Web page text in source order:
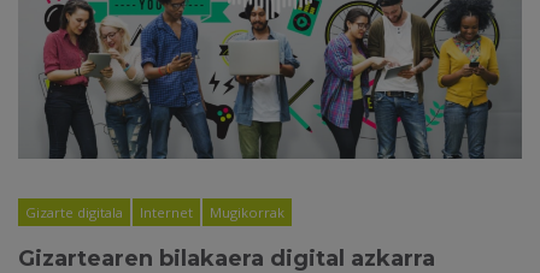
Gizarte digitala Internet Mugikorrak
Gizartearen bilakaera digital azkarra